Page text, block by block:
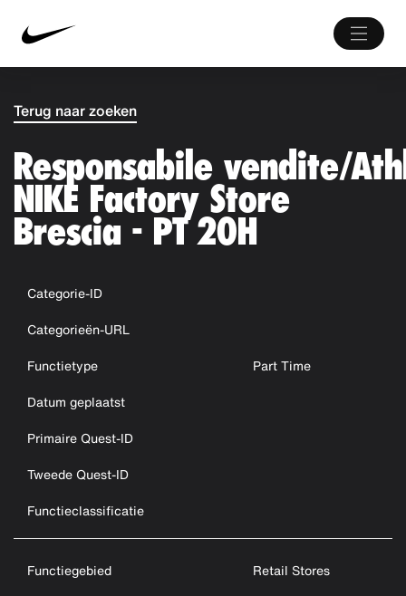
Terug naar zoeken
Responsabile vendite/
NIKE Factory Store
Brescia - PT 20H
Categorie-ID
Categorieën-URL
Functietype
Part Time
Datum geplaatst
Primaire Quest-ID
Tweede Quest-ID
Functieclassificatie
Functiegebied
Retail Stores